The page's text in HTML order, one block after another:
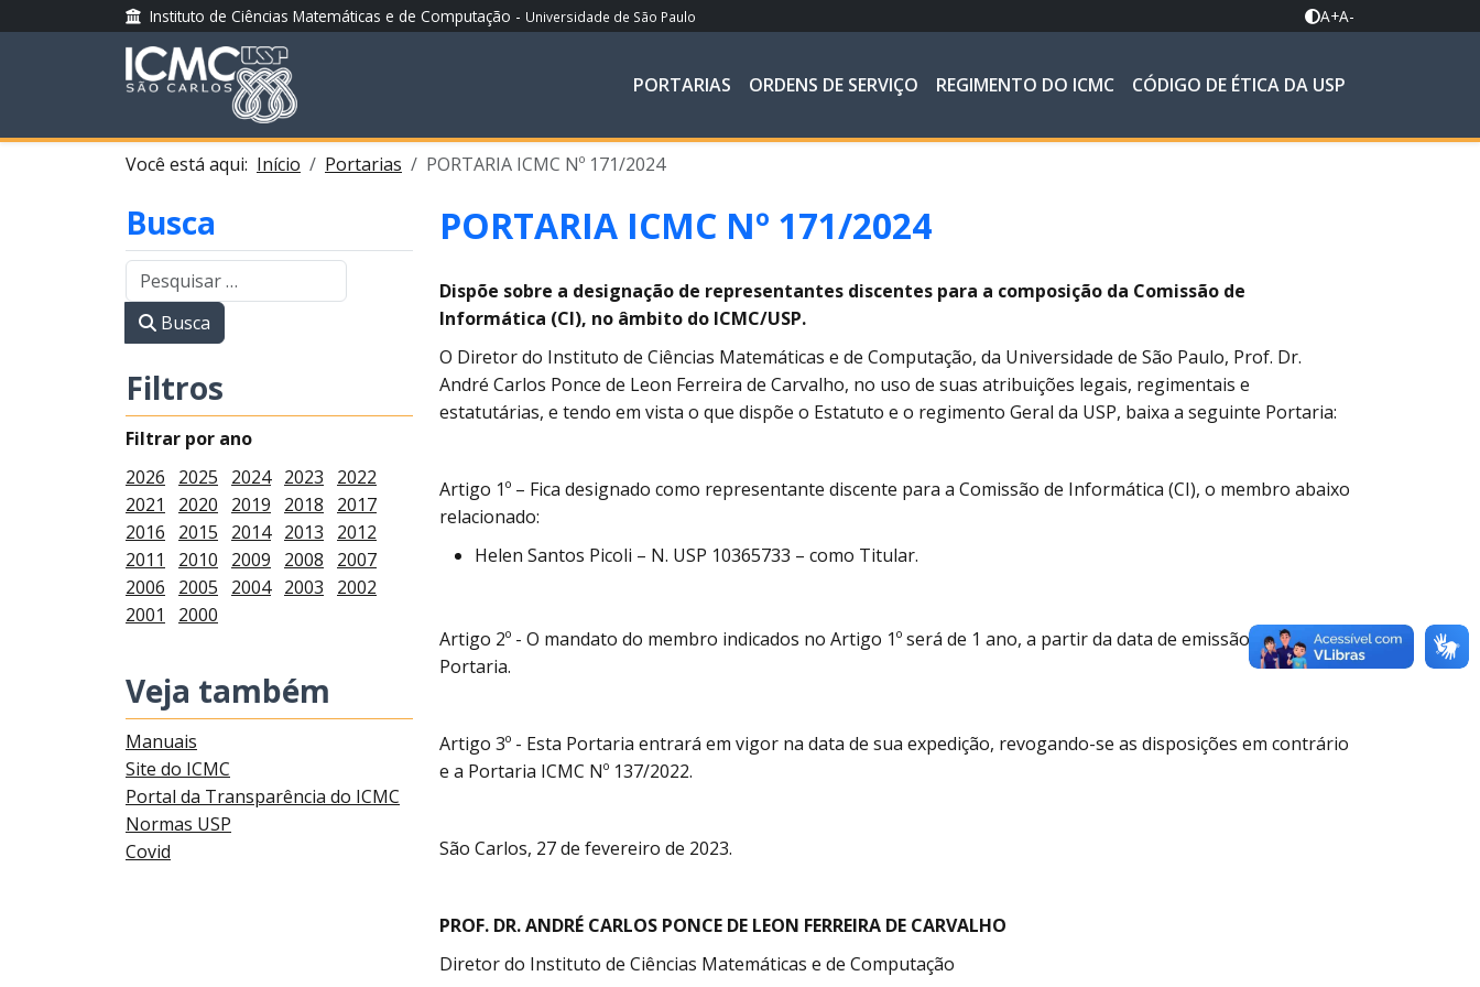
Instituto de Ciências Matemáticas e de Computação - Universidade de São Paulo A+A-
PORTARIAS ORDENS DE SERVIÇO REGIMENTO DO ICMC CÓDIGO DE ÉTICA DA USP
Você está aqui: Início Portarias PORTARIA ICMC Nº 171/2024
Busca
Busca
Filtros
Filtrar por ano
2026
2025 2024 2023
2022
2021
2020 2019 2018
2017
2016
2015 2014 2013
2012
2011
2010 2009 2008
2007
2006
2005 2004 2003
2002
2001
2000
Veja também
Manuais
Site do ICMC
Portal da Transparência do ICMC
Normas USP
Covid
PORTARIA ICMC Nº 171/2024
Dispõe sobre a designação de representantes discentes para a composição da Comissão de
Informática (CI), no âmbito do ICMC/USP.
O Diretor do Instituto de Ciências Matemáticas e de Computação, da Universidade de São Paulo, Prof. Dr.
André Carlos Ponce de Leon Ferreira de Carvalho, no uso de suas atribuições legais, regimentais e
estatutárias, e tendo em vista o que dispõe o Estatuto e o regimento Geral da USP, baixa a seguinte Portaria:
Artigo 1º – Fica designado como representante discente para a Comissão de Informática (CI), o membro abaixo
relacionado:
Helen Santos Picoli – N. USP 10365733 – como Titular.
Artigo 2º - O mandato do membro indicados no Artigo 1º será de 1 ano, a partir da data de emissão desta
Portaria.
Artigo 3º - Esta Portaria entrará em vigor na data de sua expedição, revogando-se as disposições em contrário
e a Portaria ICMC Nº 137/2022.
São Carlos, 27 de fevereiro de 2023.
PROF. DR. ANDRÉ CARLOS PONCE DE LEON FERREIRA DE CARVALHO
Diretor do Instituto de Ciências Matemáticas e de Computação